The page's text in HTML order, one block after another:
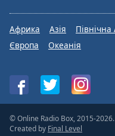
Африка Азія
Європа
Океанія
© Online Radio Box, 2015-2026.
Created by Final Level